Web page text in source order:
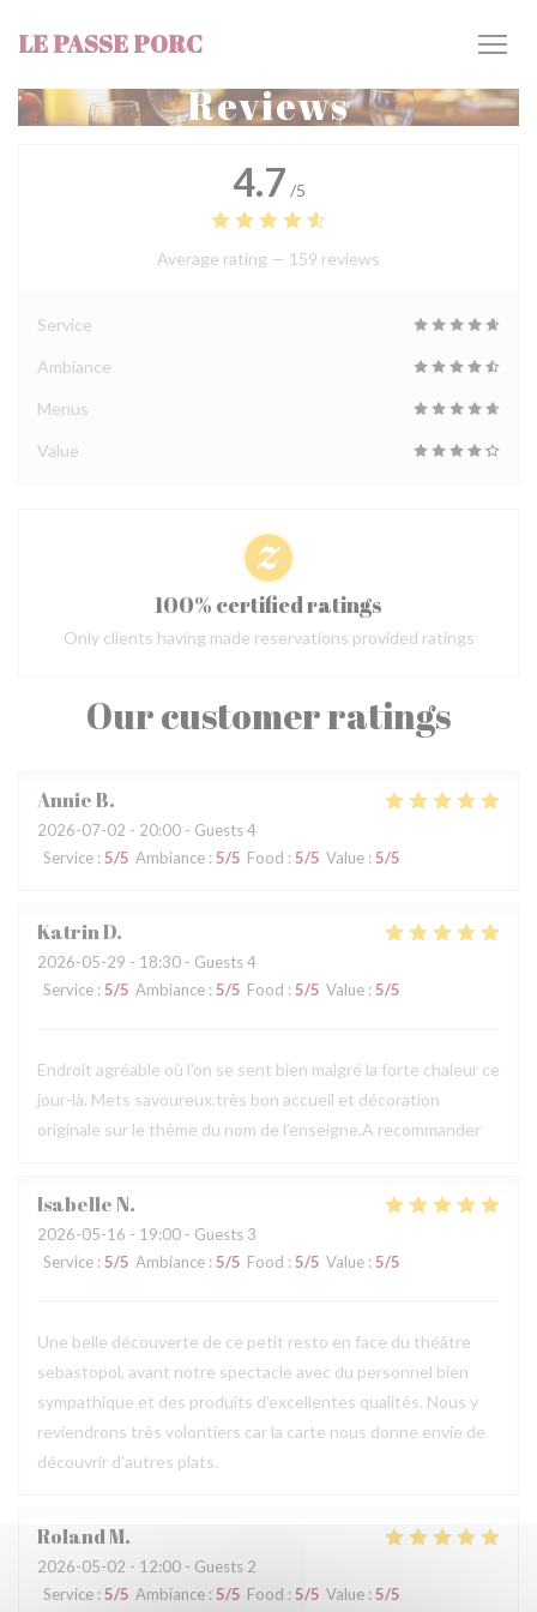
LE PASSE PORC
Reviews
Our customer ratings
AnnieB
2026-07-02 - 20:00 - Guests 4
Service : 5/5 Ambiance : 5/5 Food : 5/5 Value : 5/5
KatrinD
2026-05-29 - 18:30 - Guests 4
Service : 5/5 Ambiance : 5/5 Food : 5/5 Value : 5/5
Endroit agréable où l’on se sent bien malgré la forte chaleur ce
jour-là. Mets savoureux.très bon accueil et décoration
originale sur le thème du nom de l’enseigne.A recommander
IsabelleN
2026-05-16 - 19:00 - Guests 3
Service : 5/5 Ambiance : 5/5 Food : 5/5 Value : 5/5
Une belle découverte de ce petit resto en face du théâtre
sebastopol, avant notre spectacle avec du personnel bien
sympathique et des produits d'excellentes qualités. Nous y
reviendrons très volontiers car la carte nous donne envie de
découvrir d'autres plats.
RolandM
2026-05-02 - 12:00 - Guests 2
Service : 5/5 Ambiance : 5/5 Food : 5/5 Value : 5/5
4.7 /5
Average rating — 159 reviews
Service
Ambiance
Menus
Value
100% certified ratings
Only clients having made reservations provided ratings